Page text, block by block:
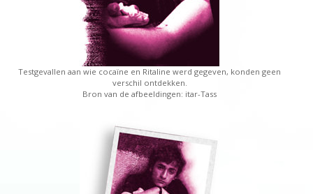
Testgevallen aan wie cocaïne en Ritaline werd gegeven, konden geen
verschil ontdekken.
Bron van de afbeeldingen: itar-Tass